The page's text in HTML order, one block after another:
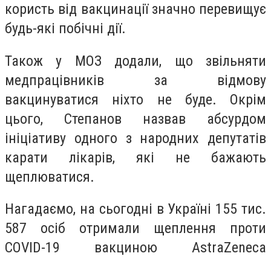
користь від вакцинації значно перевищує
будь-які побічні дії.
Також у МОЗ додали, що звільняти
медпрацівників за відмову
вакцинуватися ніхто не буде. Окрім
цього, Степанов назвав абсурдом
ініціативу одного з народних депутатів
карати лікарів, які не бажають
щеплюватися.
Нагадаємо, на сьогодні в Україні 155 тис.
587 осіб отримали щеплення проти
COVID-19 вакциною AstraZeneca